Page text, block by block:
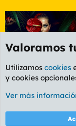
Foro Rapiñas
Cookies
PL
Valoramos
Utilizamos cookies
y cookies
Ver más